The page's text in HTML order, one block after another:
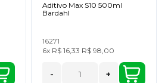
Aditivo Max S10 500ml
Bardahl
16271
6x R$ 16,33 R$ 98,00
- +